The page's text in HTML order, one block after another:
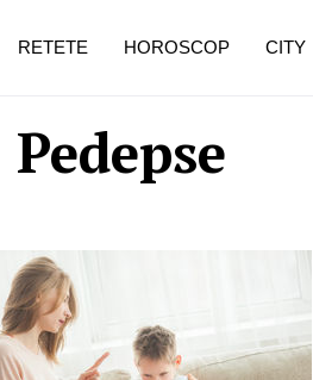
Pedepse
RETETE HOROSCOP CITY
de dureroasă este investigația